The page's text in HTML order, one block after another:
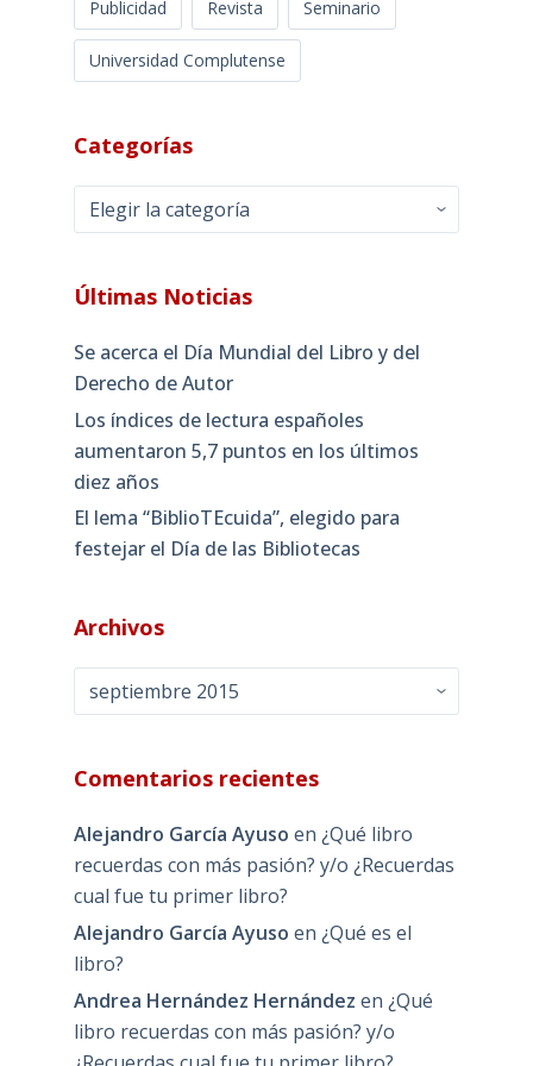
Publicidad Revista Seminario
Universidad Complutense
Categorías
Categorías
Últimas Noticias
Se acerca el Día Mundial del Libro y del
Derecho de Autor
Los índices de lectura españoles
aumentaron 5,7 puntos en los últimos
diez años
El lema “BiblioTEcuida”, elegido para
festejar el Día de las Bibliotecas
Archivos
Archivos
Comentarios recientes
Alejandro García Ayuso en ¿Qué libro
recuerdas con más pasión? y/o ¿Recuerdas
cual fue tu primer libro?
Alejandro García Ayuso en ¿Qué es el
libro?
Andrea Hernández Hernández en ¿Qué
libro recuerdas con más pasión? y/o